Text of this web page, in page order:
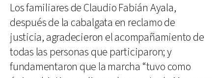
Los familiares de Claudio Fabián Ayala,
después de la cabalgata en reclamo de
justicia, agradecieron el acompañamiento de
todas las personas que participaron; y
fundamentaron que la marcha “tuvo como